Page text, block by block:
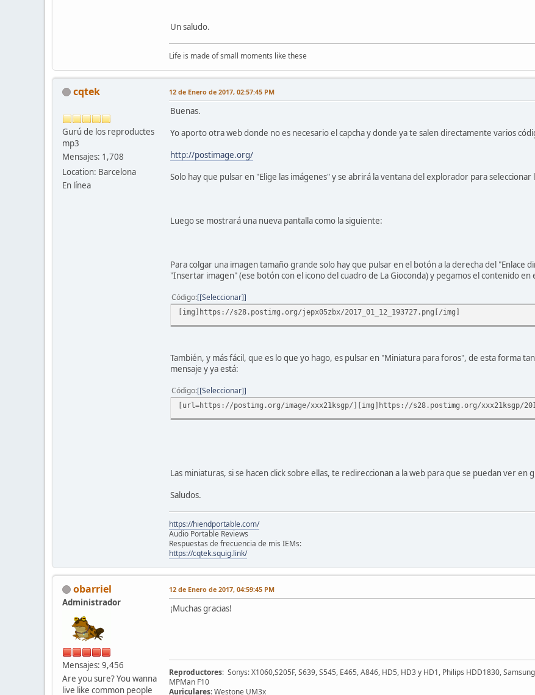
Un saludo.
Life is made of small moments like these
cqtek
Gurú de los reproductes
mp3
Mensajes: 1,708
Location: Barcelona
En línea
12 de Enero de 2017, 02:57:45 PM
Buenas.
Yo aporto otra web donde no es necesario el capcha y donde ya te salen directamente varios
http://postimage.org/
Solo hay que pulsar en "Elige las imágenes" y se abrirá la ventana del explorador para seleccionar
Luego se mostrará una nueva pantalla como la siguiente:
Para colgar una imagen tamaño grande solo hay que pulsar en el botón a la derecha del "Enlace
"Insertar imagen" (ese botón con el icono del cuadro de La Gioconda) y pegamos el contenido en
Código [Seleccionar]
[img]https://s28.postimg.org/jepx05zbx/2017_01_12_193727.png[/img]
También, y más fácil, que es lo que yo hago, es pulsar en "Miniatura para foros", de esta forma
mensaje y ya está:
Código [Seleccionar]
[url=https://postimg.org/image/xxx21ksgp/][img]https://s28.postimg.org/xxx21ksgp/
Las miniaturas, si se hacen click sobre ellas, te redireccionan a la web para que se puedan ver en
Saludos.
https://hiendportable.com/
Audio Portable Reviews
Respuestas de frecuencia de mis IEMs:
https://cqtek.squig.link/
obarriel
Administrador
Mensajes: 9,456
Are you sure? You wanna
live like common people
12 de Enero de 2017, 04:59:45 PM
¡Muchas gracias!
Reproductores: Sonys: X1060,S205F, S639, S545, E465, A846, HD5, HD3 y HD1, Philips HDD1830,
MPMan F10
Auriculares: Westone UM3x